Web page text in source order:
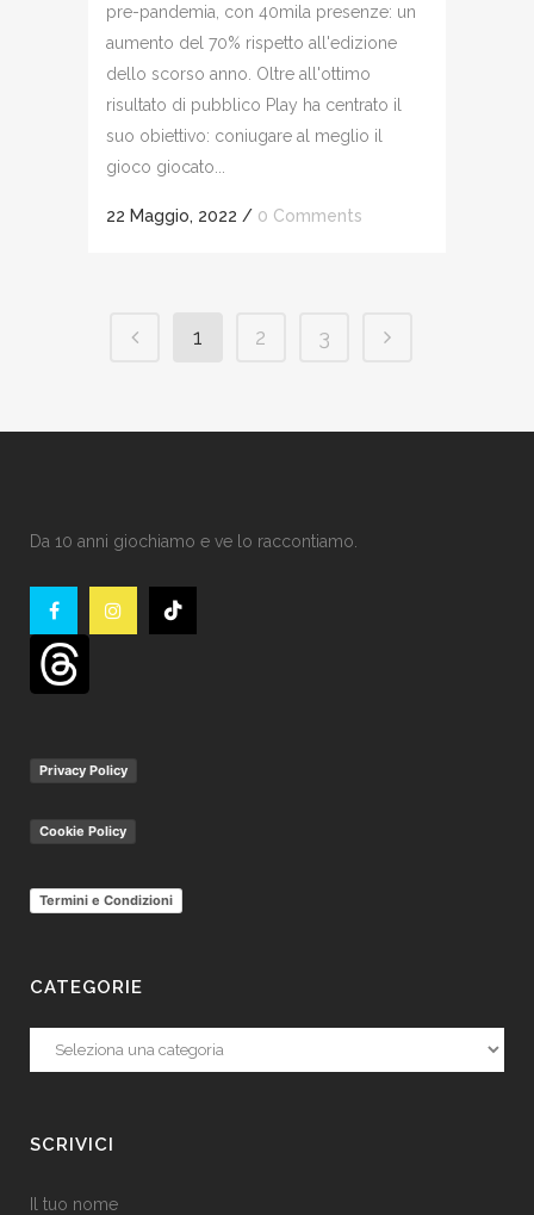
pre-pandemia, con 40mila presenze: un
aumento del 70% rispetto all'edizione
dello scorso anno. Oltre all'ottimo
risultato di pubblico Play ha centrato il
suo obiettivo: coniugare al meglio il
gioco giocato...
22 Maggio, 2022 / 0 Comments
1 2 3
Da 10 anni giochiamo e ve lo raccontiamo.
Privacy Policy
Cookie Policy
Termini e Condizioni
CATEGORIE
Categorie
SCRIVICI
Il tuo nome